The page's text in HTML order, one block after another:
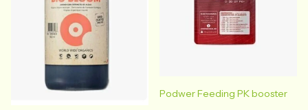
Podwer Feeding PK booster